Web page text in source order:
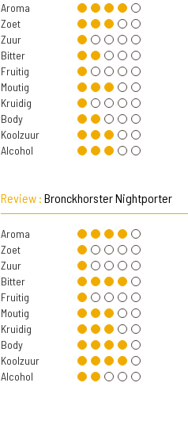
Aroma
Zoet
Zuur
Bitter
Fruitig
Moutig
Kruidig
Body
Koolzuur
Alcohol
Review : Bronckhorster Nightporter
Aroma
Zoet
Zuur
Bitter
Fruitig
Moutig
Kruidig
Body
Koolzuur
Alcohol